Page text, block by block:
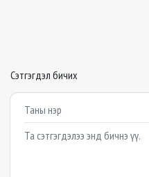
Сэтгэгдэл бичих
Example textarea